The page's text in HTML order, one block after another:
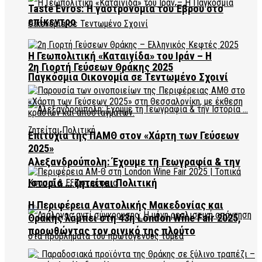
Η Γεωπολιτική «Καταιγίδα» του Ιράν – Η
Παγκόσμια Οικονομία σε Τεντωμένο Σχοινί
Αλεξανδρούπολη: Έχουμε τη Γεωγραφία & την
Ιστορία … ζητείται Πολιτική
Taste Evros: Η γαστρονομία του Έβρου στο
επίκεντρο
2η Γιορτή Γεύσεων Θράκης 2025
Επιτυχία της ΠΑΜΘ στον «Χάρτη των Γεύσεων
2025»
Η Περιφέρεια Ανατολικής Μακεδονίας και
Θράκης λάμπει στη 43η London Wine Fair 2025,
προωθώντας τον οινικό της πλούτο